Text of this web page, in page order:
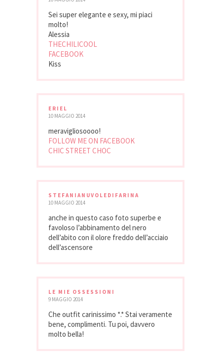
Sei super elegante e sexy, mi piaci
molto!
Alessia
THECHILICOOL
FACEBOOK
Kiss
ERIEL
10 MAGGIO 2014
meravigliosoooo!
FOLLOW ME ON FACEBOOK
CHIC STREET CHOC
STEFANIANUVOLEDIFARINA
10 MAGGIO 2014
anche in questo caso foto superbe e
favoloso l’abbinamento del nero
dell’abito con il olore freddo dell’acciaio
dell’ascensore
LE MIE OSSESSIONI
9 MAGGIO 2014
Che outfit carinissimo *.* Stai veramente
bene, complimenti. Tu poi, davvero
molto bella!